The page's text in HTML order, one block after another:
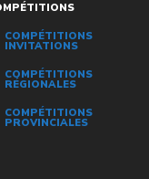
COMPÉTITIONS
INVITATIONS
COMPÉTITIONS
RÉGIONALES
COMPÉTITIONS
PROVINCIALES